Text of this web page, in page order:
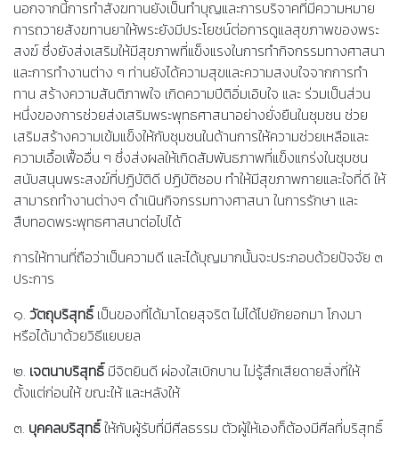
นอกจากนี้การทำสังฆทานยังเป็นทำบุญและการบริจาคที่มีความหมาย
การถวายสังฆทานยาให้พระยังมีประโยชน์ต่อการดูแลสุขภาพของพระ
สงฆ์ ซึ่งยังส่งเสริมให้มีสุขภาพที่แข็งแรงในการทำกิจกรรมทางศาสนา
และการทำงานต่าง ๆ ท่านยังได้ความสุขและความสงบใจจากการทำ
ทาน สร้างความสันติภาพใจ เกิดความปีติอิ่มเอิบใจ และ ร่วมเป็นส่วน
หนึ่งของการช่วยส่งเสริมพระพุทธศาสนาอย่างยั่งยืนในชุมชน ช่วย
เสริมสร้างความเข้มแข็งให้กับชุมชนในด้านการให้ความช่วยเหลือและ
ความเอื้อเฟื้ออื่น ๆ ซึ่งส่งผลให้เกิดสัมพันธภาพที่แข็งแกร่งในชุมชน
สนับสนุนพระสงฆ์ที่ปฏิบัติดี ปฏิบัติชอบ ทำให้มีสุขภาพกายและใจที่ดี ให้
สามารถทำงานต่างๆ ดำเนินกิจกรรมทางศาสนา ในการรักษา และ
สืบทอดพระพุทธศาสนาต่อไปได้
การให้ทานที่ถือว่าเป็นความดี และได้บุญมากนั้นจะประกอบด้วยปัจจัย ๓
ประการ
๑. วัตถุบริสุทธิ์เป็นของที่ได้มาโดยสุจริต ไม่ได้ไปยักยอกมา โกงมา
หรือได้มาด้วยวิธีแยบยล
๒. เจตนาบริสุทธิ์มีจิตยินดี ผ่องใสเบิกบาน ไม่รู้สึกเสียดายสิ่งที่ให้
ตั้งแต่ก่อนให้ ขณะให้ และหลังให้
๓. บุคคลบริสุทธิ์ให้กับผู้รับที่มีศีลธรรม ตัวผู้ให้เองก็ต้องมีศีลที่บริสุทธิ์